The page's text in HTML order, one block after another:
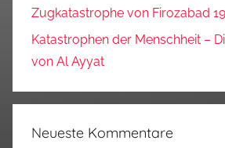
Zugkatastrophe von Firozabad
Katastrophen der Menschheit –
von Al Ayyat
Neueste Kommentare